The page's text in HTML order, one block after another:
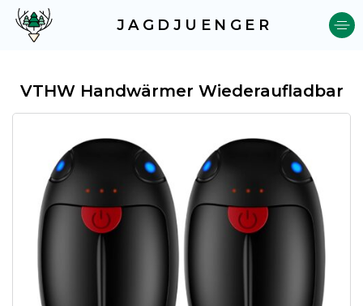
JAGDJUENGER
VTHW Handwärmer Wiederaufladbar